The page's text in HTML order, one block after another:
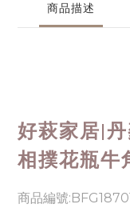
商品描述
好萩家居|丹
相撲花瓶牛
商品編號: